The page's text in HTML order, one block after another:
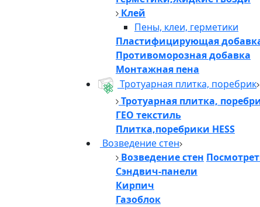
Клей
Пены, клеи, герметики
Пластифицирующая
Противоморозная добавка
Монтажная пена
Тротуарная плитка, поребрик
Тротуарная плитка,
ГЕО текстиль
Плитка,поребрики HESS
Возведение стен
Возведение стен
Сэндвич-панели
Кирпич
Газоблок